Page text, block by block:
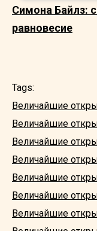
Симона Байлз:
равновесие
Tags:
Величайшие
Величайшие
Величайшие
Величайшие
Величайшие
Величайшие
Величайшие